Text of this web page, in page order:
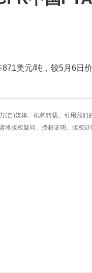
美元/吨，较5月6日价
(自)媒体、机构转载、引用我
版权疑问、授权证明、版权